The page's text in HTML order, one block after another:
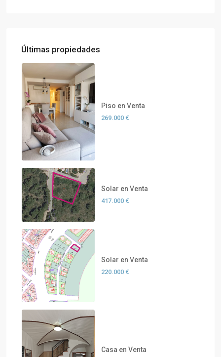
Últimas propiedades
Piso en Venta
269.000 €
Solar en Venta
417.000 €
Solar en Venta
220.000 €
Casa en Venta